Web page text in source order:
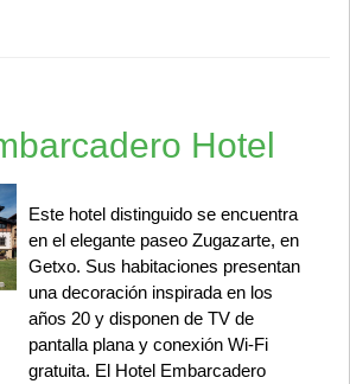
Hotel
Este hotel distinguido se encuentra
en el elegante paseo Zugazarte, en
Getxo. Sus habitaciones presentan
una decoración inspirada en los
años 20 y disponen de TV de
pantalla plana y conexión Wi-Fi
gratuita. El Hotel Embarcadero